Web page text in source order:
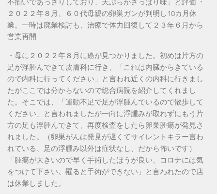
２０２２年８月、６０代母親の卵巣ガンが判明し10カ月休
業。一時は廃業検討も、治療で体力回復して２３年６月から
営業再開
・母に２０２２年８月に癌が見つかりました。初めは片方の
足が浮腫んできて皮膚科に行き、「これは内臓からきている
ので内科に行ってください」と言われ近くの内科に行きまし
たがここでは分からないので総合病院を紹介してくれまし
た。そこでは、「運動不足で足が浮腫んでいるので散歩して
ください」と言われましたが一向に浮腫みが取れずにもう片
方の足も浮腫んできて、再度検査をしたら卵巣腫瘍が発見さ
れました。（卵巣がんは発見が遅くてサイレントキラー言わ
れている、足の浮腫み以外は症状なし、だから怖いです）
「腫瘍が大きいので早く手術したほうが良い、コロナには気
をつけて下さい。罹ると手術ができない」と言われたので店
は休業しました。